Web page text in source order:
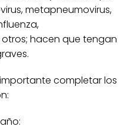
metapneumovirus,
hacen que tengan
completar los